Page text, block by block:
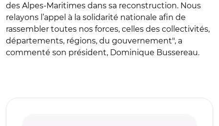
des Alpes-Maritimes dans sa reconstruction. Nous
relayons l’appel à la solidarité nationale afin de
rassembler toutes nos forces, celles des collectivités,
départements, régions, du gouvernement", a
commenté son président, Dominique Bussereau.